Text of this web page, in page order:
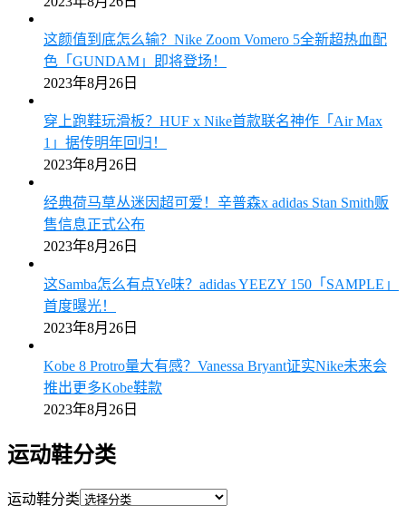
这颜值到底怎么输？Nike Zoom Vomero 5全新超热血配
色「GUNDAM」即将登场！
2023年8月26日
穿上跑鞋玩滑板？HUF x Nike首款联名神作「Air Max
1」据传明年回归！
2023年8月26日
经典荷马草丛迷因超可爱！辛普森x adidas Stan Smith贩
售信息正式公布
2023年8月26日
这Samba怎么有点Ye味？adidas YEEZY 150「SAMPLE」
首度曝光！
2023年8月26日
Kobe 8 Protro量大有感？Vanessa Bryant证实Nike未来会
推出更多Kobe鞋款
2023年8月26日
运动鞋分类
运动鞋分类